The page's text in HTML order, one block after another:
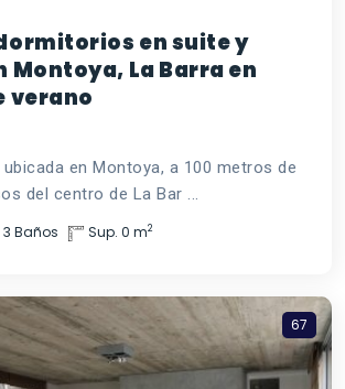
en suite y
Montoya, La Barra en
verano
en Montoya, a 100 metros de
del centro de La Bar ...
3 Baños Sup. 0 m2
67